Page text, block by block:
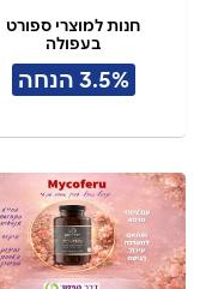
חנות למוצרי ספורט
בעפולה
3.5% הנחה